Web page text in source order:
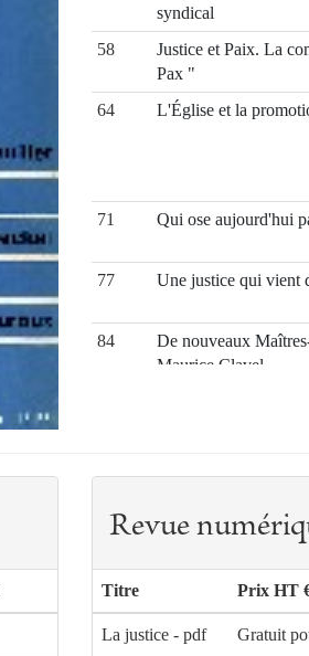
syndical
58
Justice et Paix. La
Pax "
64 L'Église et la
71
Qui ose aujourd'hui
77
Une justice qui vient
84
De nouveaux
Maurice Clavel
Revue
Titre Prix HT
La justice - pdf Gratuit